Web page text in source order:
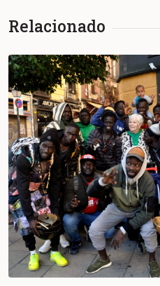
Relacionado